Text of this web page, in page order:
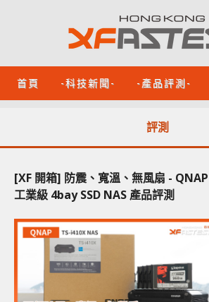
首頁 -科技新聞- -產品評測-
評測
[XF 開箱] 防震、寬溫、無風扇 -
工業級 4bay SSD NAS 產品評測